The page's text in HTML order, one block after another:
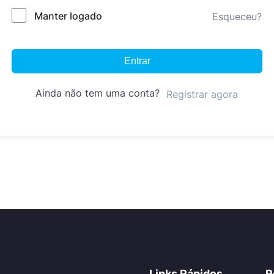
Manter logado Esqueceu?
Entrar
Ainda não tem uma conta? Registrar agora